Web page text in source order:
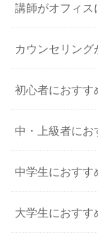
講師がオフィス
カウンセリン
初心者におすす
中・上級者に
中学生におすす
大学生におすす